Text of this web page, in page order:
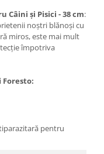
Câini și Pisici - 38 cm:
noștri blănoși cu
miros, este mai mult
împotriva
pentru